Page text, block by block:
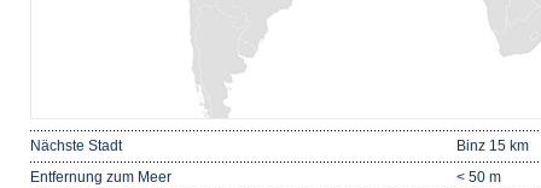
Nächste Stadt
Binz 15 km
Entfernung zum Meer
< 50 m